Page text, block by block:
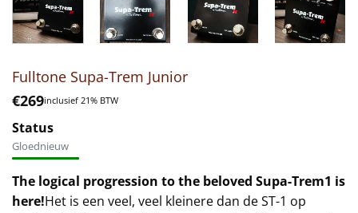
Fulltone Supa-Trem Junior
€269inclusief 21% BTW
Status
Gloednieuw
The logical progression to the beloved Supa-Trem1 is
here!Het is een veel, veel kleinere dan de ST-1 op